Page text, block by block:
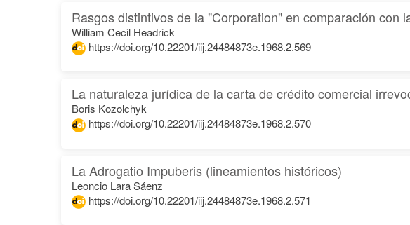
Rasgos distintivos de la "Corporation" en comparación con
William Cecil Headrick
https://doi.org/10.22201/iij.24484873e.1968.2.569
La naturaleza jurídica de la carta de crédito comercial
Boris Kozolchyk
https://doi.org/10.22201/iij.24484873e.1968.2.570
La Adrogatio Impuberis (lineamientos históricos)
Leoncio Lara Sáenz
https://doi.org/10.22201/iij.24484873e.1968.2.571